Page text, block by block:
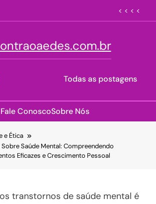
< < < <
Todas as postagens
Fale ConoscoSobre Nós
e Ética
Saúde Mental: Compreendendo
Eficazes e Crescimento Pessoal
transtornos de saúde mental é